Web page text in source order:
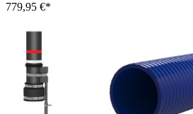
779,95 €*